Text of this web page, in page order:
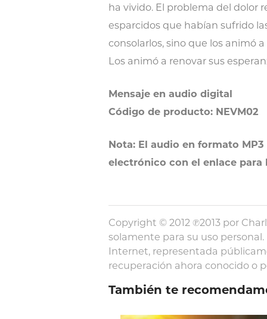
ha vivido. El problema del dolor
esparcidos que habían sufrido
consolarlos, sino que los animó
Los animó a renovar sus
Mensaje en audio digital
Código de producto: NEVM02
Nota: El audio en formato
electrónico con el enlace
Copyright © 2012 ℗2013 por
solamente para su uso
Internet, representada
recuperación ahora conocido o
También te